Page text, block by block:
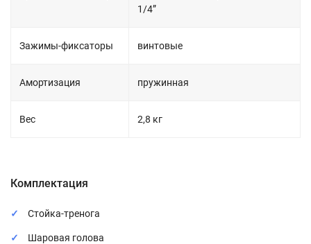
1/4”
Зажимы-фиксаторы винтовые
Амортизация пружинная
Вес 2,8 кг
Комплектация
Стойка-тренога
Шаровая голова